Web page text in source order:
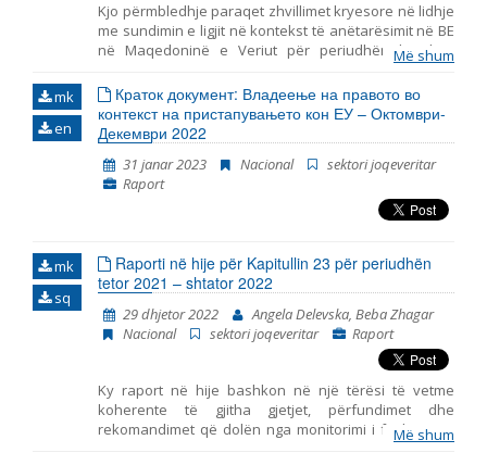
Kjo përmbledhje paraqet zhvillimet kryesore në lidhje
me sundimin e ligjit në kontekst të anëtarësimit në BE
në Maqedoninë e Veriut për periudhën korrik –
shtator 2022. Ai përfshin ndjekjen e bazave të
anëtarësimit në BE, duke përfshirë zhvillimet
kryesore në funksionimin e institucioneve
demokratike, reformën e administratës publike dhe
kapitullin 23: Gjyqësori dhe të Drejtat Themelore.
Më shum
mk
en
Краток документ: Владеење на правото во
контекст на пристапувањето кон ЕУ – Октомври-
Декември 2022
31 janar 2023 Nacional
sektori joqeveritar
Raport
mk
sq
Raporti në hije për Kapitullin 23 për periudhën
tetor 2021 – shtator 2022
29 dhjetor 2022
Angela Delevska, Beba Zhagar
Nacional
sektori joqeveritar Raport
Ky raport në hije bashkon në një tërësi të vetme
koherente të gjitha gjetjet, përfundimet dhe
rekomandimet që dolën nga monitorimi i fushave të
përfshira në Kapitullin 23 – Gjyqësori dhe të drejtat
Më shum